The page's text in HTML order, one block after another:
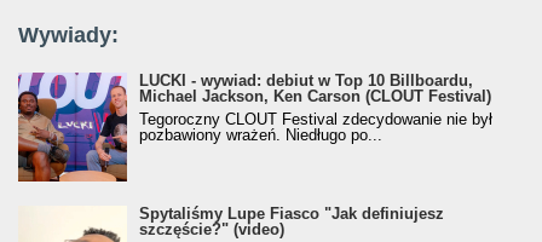
Wywiady:
LUCKI - wywiad: debiut w Top 10 Billboardu,
Michael Jackson, Ken Carson (CLOUT Festival)
Tegoroczny CLOUT Festival zdecydowanie nie był
pozbawiony wrażeń. Niedługo po...
Spytaliśmy Lupe Fiasco "Jak definiujesz
szczęście?" (video)